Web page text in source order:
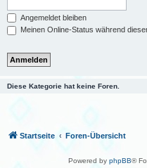
Angemeldet bleiben
Meinen Online-Status während
Diese Kategorie hat keine Foren.
Startseite Foren-Übersicht
Powered by phpBB®